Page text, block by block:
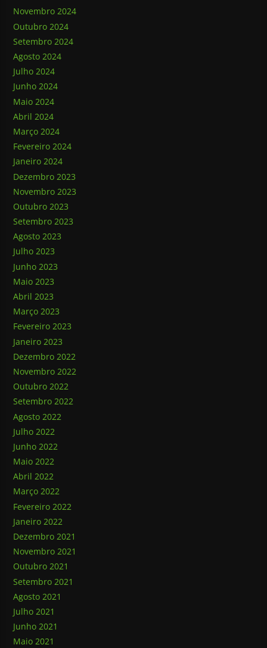
Novembro 2024
Outubro 2024
Setembro 2024
Agosto 2024
Julho 2024
Junho 2024
Maio 2024
Abril 2024
Março 2024
Fevereiro 2024
Janeiro 2024
Dezembro 2023
Novembro 2023
Outubro 2023
Setembro 2023
Agosto 2023
Julho 2023
Junho 2023
Maio 2023
Abril 2023
Março 2023
Fevereiro 2023
Janeiro 2023
Dezembro 2022
Novembro 2022
Outubro 2022
Setembro 2022
Agosto 2022
Julho 2022
Junho 2022
Maio 2022
Abril 2022
Março 2022
Fevereiro 2022
Janeiro 2022
Dezembro 2021
Novembro 2021
Outubro 2021
Setembro 2021
Agosto 2021
Julho 2021
Junho 2021
Maio 2021